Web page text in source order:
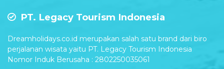
PT. Legacy Tourism Indonesia
Dreamholidays.co.id merupakan salah satu brand dari biro
perjalanan wisata yaitu PT. Legacy Tourism Indonesia
Nomor Induk Berusaha : 2802250035061